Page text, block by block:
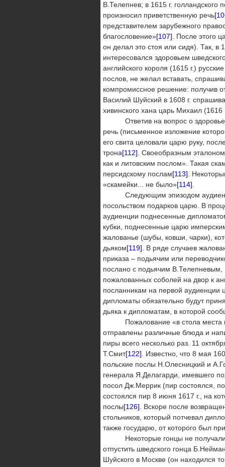
В.Телепнев; в 1615 г. голландского
произносил приветственную речь
представителем зарубежного
благословение»[107] . После этого
он делал это стоя или сидя). Так, в
интересовался здоровьем
английского короля (1615 г.)
послов, не желал вставать,
компромиссное решение: получив
Василий Шуйский в 1608 г.
хивинского хана царь Михаил (1616
Ответив на вопрос о здоровье,
речь (письменное изложение
его свита целовали царю руку,
трона[112] . Своеобразным
как и литовским послом». Такая
персидскому послам[113] .
«скамейки... не было»[114]
Следующим эпизодом
посольством подарков царю. В
аудиенции поднесенные
кубки, поднесенные царю
жалованье (шубы, ковши, чарки),
дьяком[119] . В ряде случаев
приказа – подьячим или
послано с подьячим
пожалованных соболей на двор к
посланникам на первой аудиенции
дипломаты обязательно будут
дьяка к дипломатам, в которой
Пожалование «в стола места
отправлены различные блюда и
пиры всего несколько раз. 11
Т.Смит[122] . Известно, что 8 мая
польские послы Н.Олесницкий и
генерала Я.Делагарди, имевшего
посол Дж.Меррик (пир состоялся,
состоялся пир 8 июня 1617 г., на
послы[126] . Вскоре после
стольников, который потчевал
также государю, от которого был
Некоторые гонцы не получали
отпустить шведского гонца
Шуйского в Москве (он находился